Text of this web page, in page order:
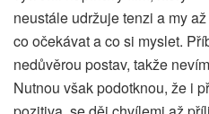
neustále udržuje tenzi a my
co očekávat a co si myslet.
nedůvěrou postav, takže
Nutnou však podotknou, že i